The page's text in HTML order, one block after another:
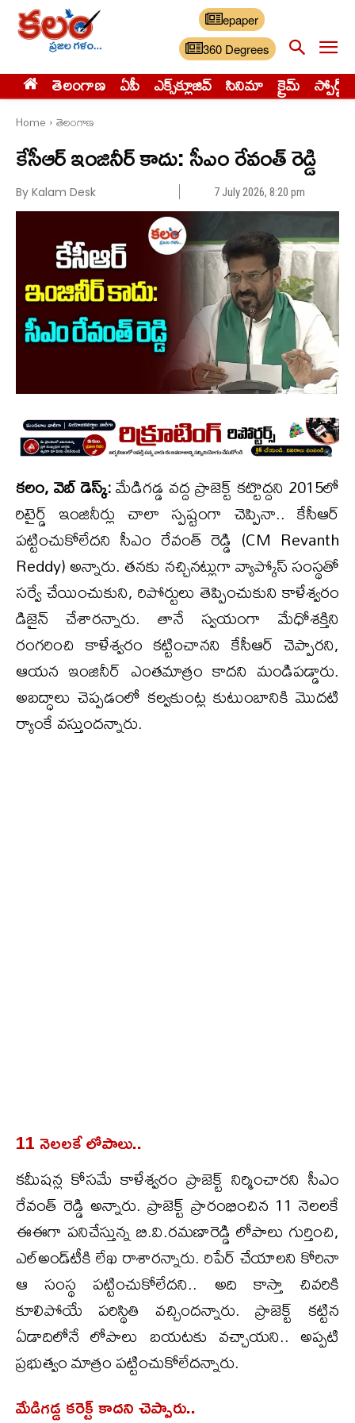
epaper
360 Degrees
తెలంగాణ ఏపీ ఎక్స్‌క్లూజివ్‌ సినిమా క్రైమ్ స్పోర్ట్స్
Home తెలంగాణ
కేసీఆర్ ఇంజినీర్ కాదు: సీఎం రేవంత్ రెడ్డి
By Kalam Desk 7 July 2026, 8:20 pm
కలం, వెబ్ డెస్క్:మేడిగడ్డ వద్ద ప్రాజెక్ట్ కట్టొద్దని 2015లో
రిటైర్డ్ ఇంజినీర్లు చాలా స్పష్టంగా చెప్పినా.. కేసీఆర్
పట్టించుకోలేదని సీఎం రేవంత్ రెడ్డి (CM Revanth
Reddy) అన్నారు. తనకు నచ్చినట్లుగా వ్యాప్కోస్ సంస్థతో
సర్వే చేయించుకుని, రిపోర్టులు తెప్పించుకుని కాళేశ్వరం
డిజైన్ చేశారన్నారు. తానే స్వయంగా మేధోశక్తిని
రంగరించి కాళేశ్వరం కట్టించానని కేసీఆర్ చెప్పారని,
ఆయన ఇంజినీర్ ఎంతమాత్రం కాదని మండిపడ్డారు.
అబద్ధాలు చెప్పడంలో కల్వకుంట్ల కుటుంబానికి మొదటి
ర్యాంకే వస్తుందన్నారు.
11 నెలలకే లోపాలు..
కమీషన్ల కోసమే కాళేశ్వరం ప్రాజెక్ట్ నిర్మించారని సీఎం
రేవంత్ రెడ్డి అన్నారు. ప్రాజెక్ట్ ప్రారంభించిన 11 నెలలకే
ఈఈగా పనిచేస్తున్న బి.వి.రమణారెడ్డి లోపాలు గుర్తించి,
ఎల్అండ్‌టీకి లేఖ రాశారన్నారు. రిపేర్ చేయాలని కోరినా
ఆ సంస్థ పట్టించుకోలేదని.. అది కాస్తా చివరికి
కూలిపోయే పరిస్థితి వచ్చిందన్నారు. ప్రాజెక్ట్ కట్టిన
ఏడాదిలోనే లోపాలు బయటకు వచ్చాయని.. అప్పటి
ప్రభుత్వం మాత్రం పట్టించుకోలేదన్నారు.
మేడిగడ్డ కరెక్ట్ కాదని చెప్పారు..